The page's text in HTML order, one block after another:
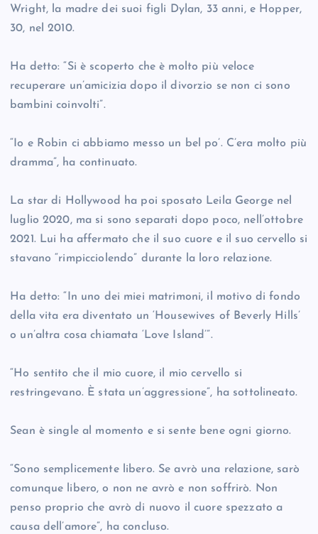
Wright, la madre dei suoi figli Dylan, 33 anni, e Hopper,
30, nel 2010.
Ha detto: “Si è scoperto che è molto più veloce
recuperare un’amicizia dopo il divorzio se non ci sono
bambini coinvolti”.
“Io e Robin ci abbiamo messo un bel po’. C’era molto più
dramma”, ha continuato.
La star di Hollywood ha poi sposato Leila George nel
luglio 2020, ma si sono separati dopo poco, nell’ottobre
2021. Lui ha affermato che il suo cuore e il suo cervello si
stavano “rimpicciolendo” durante la loro relazione.
Ha detto: “In uno dei miei matrimoni, il motivo di fondo
della vita era diventato un ‘Housewives of Beverly Hills’
o un’altra cosa chiamata ‘Love Island’”.
“Ho sentito che il mio cuore, il mio cervello si
restringevano. È stata un’aggressione”, ha sottolineato.
Sean è single al momento e si sente bene ogni giorno.
“Sono semplicemente libero. Se avrò una relazione, sarò
comunque libero, o non ne avrò e non soffrirò. Non
penso proprio che avrò di nuovo il cuore spezzato a
causa dell’amore”, ha concluso.